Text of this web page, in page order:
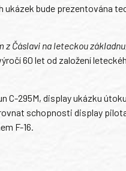
bude prezentována
z Čáslavi na leteckou
60 let od založení
C-295M, display ukázku
schopnosti display
F-16.